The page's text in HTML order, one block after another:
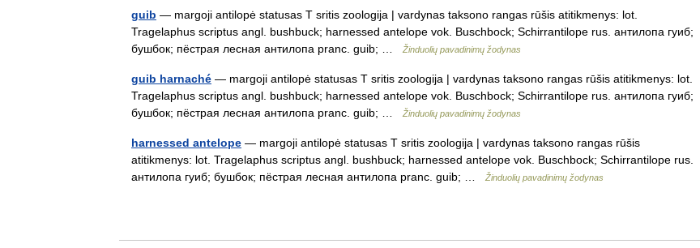
guib — margoji antilopė statusas T sritis zoologija | vardynas taksono rangas rūšis atitikmenys: lot.
Tragelaphus scriptus angl. bushbuck; harnessed antelope vok. Buschbock; Schirrantilope rus. антилопа гуиб;
бушбок; пёстрая лесная антилопа pranc. guib; …
Žinduolių pavadinimų žodynas
guib harnaché — margoji antilopė statusas T sritis zoologija | vardynas taksono rangas rūšis atitikmenys: lot.
Tragelaphus scriptus angl. bushbuck; harnessed antelope vok. Buschbock; Schirrantilope rus. антилопа гуиб;
бушбок; пёстрая лесная антилопа pranc. guib; …
Žinduolių pavadinimų žodynas
harnessed antelope — margoji antilopė statusas T sritis zoologija | vardynas taksono rangas rūšis
atitikmenys: lot. Tragelaphus scriptus angl. bushbuck; harnessed antelope vok. Buschbock; Schirrantilope rus.
антилопа гуиб; бушбок; пёстрая лесная антилопа pranc. guib; …
Žinduolių pavadinimų žodynas